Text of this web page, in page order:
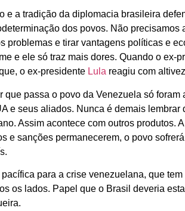
e a tradição da diplomacia brasileira
dos povos. Não
problemas e tirar vantagens políticas e
e ele só traz mais dores. Quando o ex-
o ex-presidente Lula reagiu com
que passa o povo da Venezuela só
e seus aliados. Nunca é demais
Assim acontece com outros produtos.
e sanções permanecerem, o povo
para a crise venezuelana, que
os lados. Papel que o Brasil deveria